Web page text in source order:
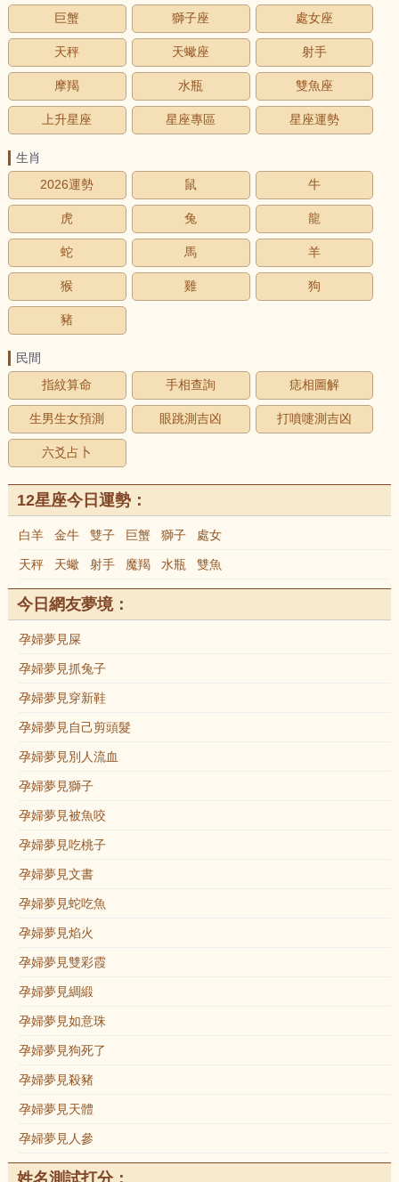
巨蟹 獅子座 處女座
天秤 天蠍座 射手
摩羯 水瓶 雙魚座
上升星座 星座專區 星座運勢
生肖
2026運勢
鼠 牛
虎 兔 龍
蛇 馬 羊
猴 雞 狗
豬
民間
指紋算命
手相查詢 痣相圖解
生男生女預測 眼跳測吉凶 打噴嚏測吉凶
六爻占卜
12星座今日運勢：
白羊 金牛 雙子 巨蟹 獅子 處女
天秤 天蠍 射手 魔羯 水瓶 雙魚
今日網友夢境：
孕婦夢見屎
孕婦夢見抓兔子
孕婦夢見穿新鞋
孕婦夢見自己剪頭髮
孕婦夢見別人流血
孕婦夢見獅子
孕婦夢見被魚咬
孕婦夢見吃桃子
孕婦夢見文書
孕婦夢見蛇吃魚
孕婦夢見焰火
孕婦夢見雙彩霞
孕婦夢見綢緞
孕婦夢見如意珠
孕婦夢見狗死了
孕婦夢見殺豬
孕婦夢見天體
孕婦夢見人參
姓名測試打分：